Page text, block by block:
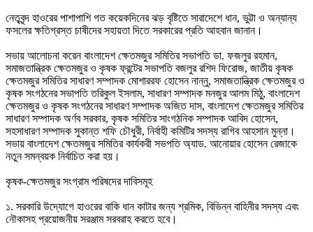
নেতৃবৃন্দ হাওরের পাশাপাশি গত কয়েকদিনের ঝড় বৃষ্টিতে সারাদেশে ধান, ভুট্টা ও অন্যান্য
ফসলের ক্ষতিগ্রস্ত চাষীদের সহায়তা দিতে সরকারের প্রতি আহবান জানান।
সভায় আলোচনা করেন বাংলাদেশ ক্ষেতমজুর সমিতির সভাপতি ডা. ফজলুর রহমান,
সমাজতান্ত্রিক ক্ষেতমজুর ও কৃষক ফ্রন্টের সভাপতি বজলুর রশিদ ফিরোজ, জাতীয় কৃষক
ক্ষেতমজুর সমিতির সাধারণ সম্পাদক মোশাররফ হোসেন নান্নু, সমাজতান্ত্রিক ক্ষেতমজুর ও
কৃষক সংগঠনের সভাপতি তরিকুল ইসলাম, সাধারণ সম্পাদক মনজুর আলম মিঠু, বাংলাদেশ
ক্ষেতমজুর ও কৃষক সংগঠনের সাধারণ সম্পাদক অজিত দাস, বাংলাদেশ ক্ষেতমজুর সমিতির
সাধারণ সম্পাদক অর্ণব সরকার, কৃষক সমিতির সাংগঠনিক সম্পাদক আবিদ হোসেন,
সহসাধারণ সম্পাদক সুকান্ত শফি চৌধুরী, নির্বাহী কমিটির সদস্য রাগিব আহসান মুন্না।
সভায় বাংলাদেশ ক্ষেতমজুর সমিতির কার্যকরী সভপতি অ্যাড. আনোয়ার হোসেন রেজাকে
নতুন সমন্বয়ক নির্বাচিত করা হয়।
কৃষক-ক্ষেতমজুর সংগ্রাম পরিষদের দাবিসমূহ
১. সরকারি উদ্যোগে হাওরের বাকি ধান কাটার জন্য শ্রমিক, বিভিন্ন বাহিনীর সদস্য এবং
নৌকাসহ প্রয়োজনীয় সরঞ্জাম সরবরাহ করতে হবে।